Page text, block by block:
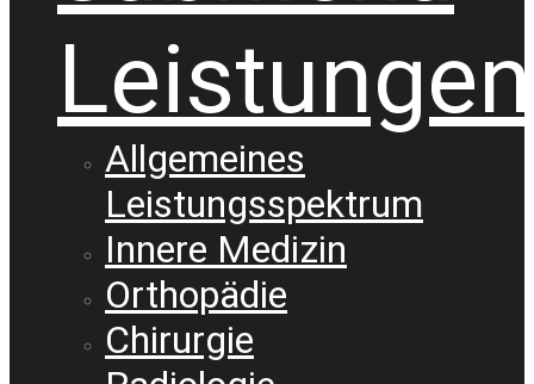
Leistungen
Allgemeines
Leistungsspektrum
Innere Medizin
Orthopädie
Chirurgie